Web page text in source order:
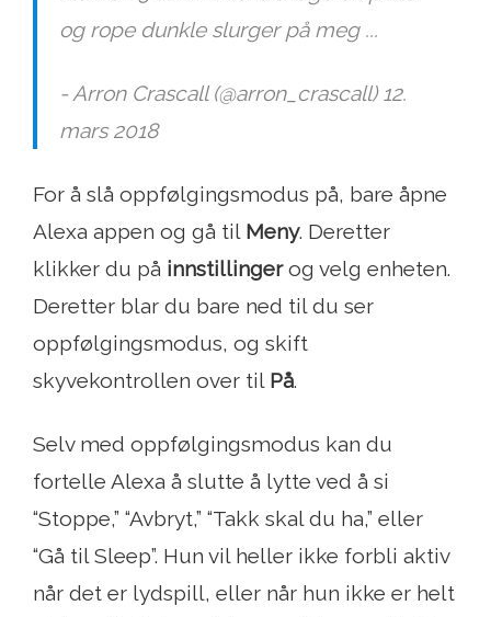
og rope dunkle slurger på meg ...
- Arron Crascall (@arron_crascall) 12.
mars 2018
For å slå oppfølgingsmodus på, bare åpne
Alexa appen og gå til Meny. Deretter
klikker du på innstillingerog velg enheten.
Deretter blar du bare ned til du ser
oppfølgingsmodus, og skift
skyvekontrollen over til På.
Selv med oppfølgingsmodus kan du
fortelle Alexa å slutte å lytte ved å si
“Stoppe,” “Avbryt,” “Takk skal du ha,” eller
“Gå til Sleep”. Hun vil heller ikke forbli aktiv
når det er lydspill, eller når hun ikke er helt